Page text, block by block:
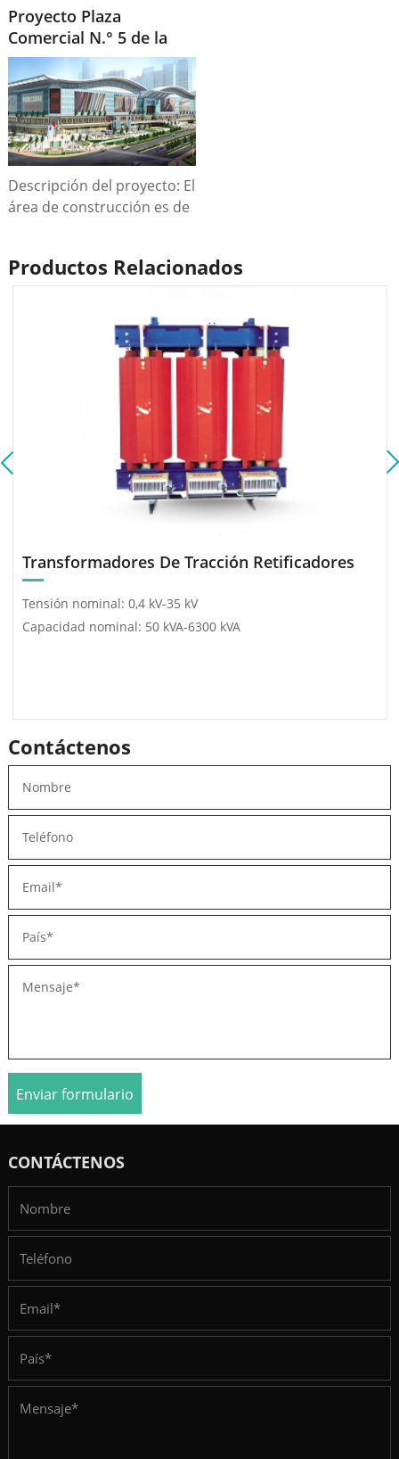
Zhengzhou, con una
superficie construida de
83414,1 hectáreas, una
superficie total de 37309,9
hectáreas y un total de
1567 viviendas.
Proyecto Plaza
Comercial N.° 5 de la
ciudad de HuaNan
Descripción del proyecto: El
área de construcción es de
instalada de
transformadores de 2 ×
2000 kVA + 2 × 2 500 kVA + 1
× 1 250 kVA, y una carga de
motor de alta tensión de
Productos Relacionados
Transformadores De Tracción Retificadores
Tensión nominal: 0,4 kV-35 kV
Capacidad nominal: 50 kVA-6300 kVA
Contáctenos
Enviar formulario
CONTÁCTENOS